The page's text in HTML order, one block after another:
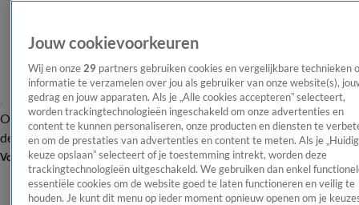
OverzichtAfleveringen Entertainment TV Algemeen
Tip
de redactieNieuwsbrief
Volg Shownieuws
Jouw cookievoorkeuren
Wij en onze 29 partners gebruiken cookies en vergelijkbare technieken
informatie te verzamelen over jou als gebruiker van onze website(s),
gedrag en jouw apparaten. Als je „Alle cookies accepteren” selecteert,
worden trackingtechnologieën ingeschakeld om onze advertenties en
content te kunnen personaliseren, onze producten en diensten te
en om de prestaties van advertenties en content te meten. Als je
keuze opslaan” selecteert of je toestemming intrekt, worden deze
trackingtechnologieën uitgeschakeld. We gebruiken dan enkel
essentiële cookies om de website goed te laten functioneren en veilig te
houden. Je kunt dit menu op ieder moment opnieuw openen om je